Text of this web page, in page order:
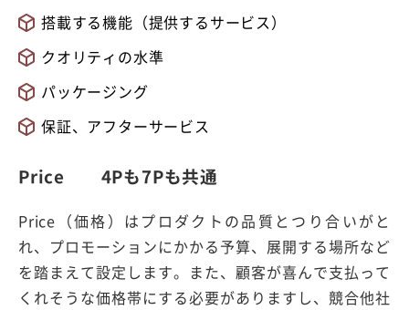
搭載する機能（提供するサービス）
クオリティの水準
パッケージング
保証、アフターサービス
Price 4Pも7Pも共通
Price（価格）はプロダクトの品質とつり合いがと
れ、プロモーションにかかる予算、展開する場所など
を踏まえて設定します。また、顧客が喜んで支払って
くれそうな価格帯にする必要がありますし、競合他社